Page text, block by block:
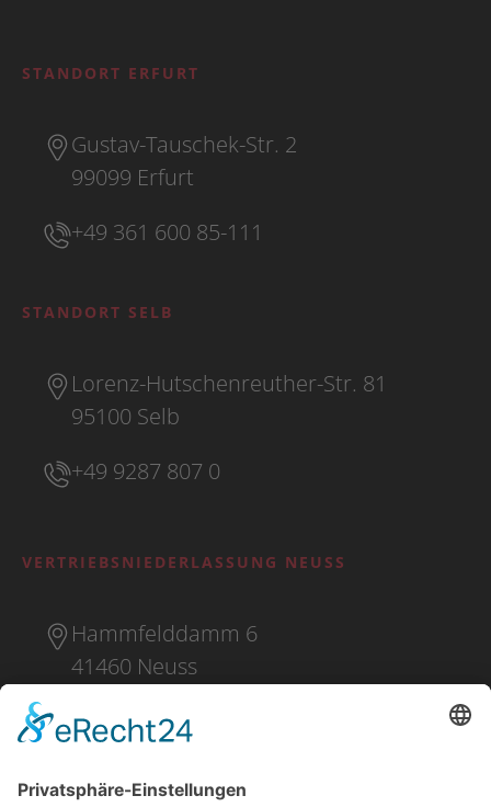
STANDORT ERFURT
Gustav-Tauschek-Str. 2
99099 Erfurt
+49 361 600 85-111
STANDORT SELB
Lorenz-Hutschenreuther-Str. 81
95100 Selb
+49 9287 807 0
VERTRIEBSNIEDERLASSUNG NEUSS
Hammfelddamm 6
41460 Neuss
+49 2131 16 37 0